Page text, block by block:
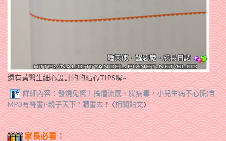
還有黃醫生細心設計的的貼心TIPS喔~
詳細內容：發燒免驚！搞懂流感、腸病毒，小兒生病不心慌(含
MP3有聲書)-親子天下 ? 購書去?〈相關貼文〉
家長必看：